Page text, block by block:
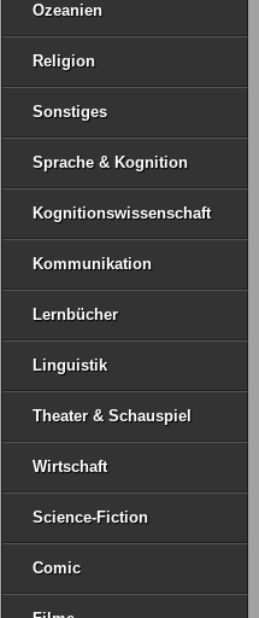
Ozeanien
Religion
Sonstiges
Sprache & Kognition
Kognitionswissenschaft
Kommunikation
Lernbücher
Linguistik
Theater & Schauspiel
Wirtschaft
Science-Fiction
Comic